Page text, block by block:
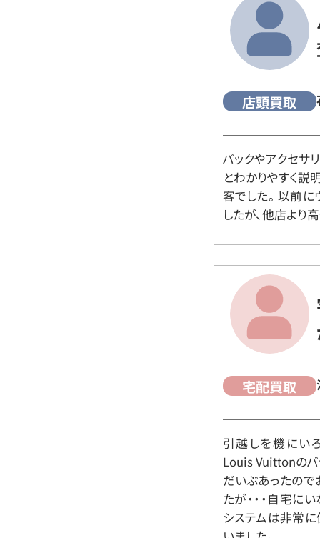
店頭買取
バックやアクセサ
とわかりやすく説
客でした。 以前
したが、他店より
宅配買取
引越しを機にい
Louis Vuittonのバ
だいぶあったので
たが・・・自宅に
システムは非常に